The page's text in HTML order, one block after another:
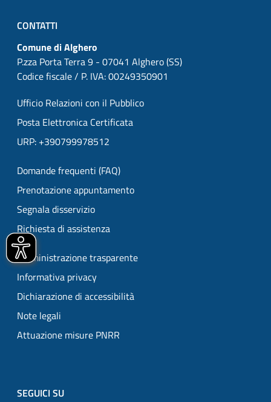
CONTATTI
Comune di Alghero
P.zza Porta Terra 9 - 07041 Alghero (SS)
Codice fiscale / P. IVA: 00249350901
Ufficio Relazioni con il Pubblico
Posta Elettronica Certificata
URP: +390799978512
Domande frequenti (FAQ)
Prenotazione appuntamento
Segnala disservizio
Richiesta di assistenza
Amministrazione trasparente
Informativa privacy
Dichiarazione di accessibilità
Note legali
Attuazione misure PNRR
SEGUICI SU